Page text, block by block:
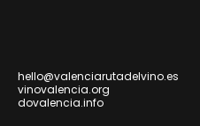
hello@valenciarutadelvino.es
vinovalencia.org
dovalencia.info